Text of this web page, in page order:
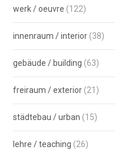
werk / oeuvre (122)
innenraum / interior (38)
gebäude / building (63)
freiraum / exterior (21)
städtebau / urban (15)
lehre / teaching (26)